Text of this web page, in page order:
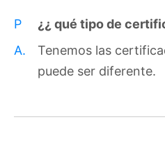
P
¿¿ qué tipo de
A.
Tenemos las
puede ser diferente.